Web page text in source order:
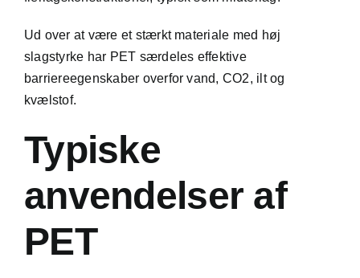
Ud over at være et stærkt materiale med høj
slagstyrke har PET særdeles effektive
barriereegenskaber overfor vand, CO2, ilt og
kvælstof.
Typiske
anvendelser af
PET